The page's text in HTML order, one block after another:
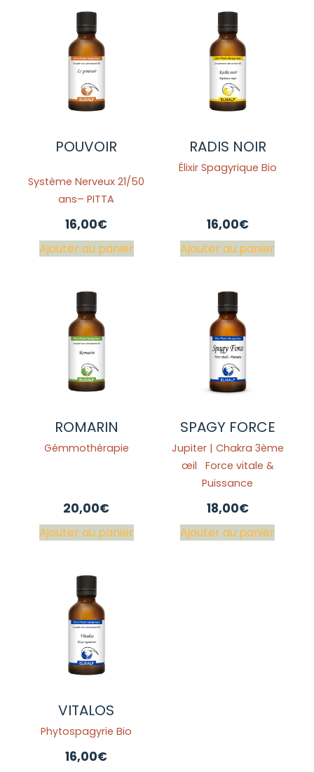
POUVOIR
Système Nerveux 21/50
ans– PITTA
16,00€
Ajouter au panier
RADIS NOIR
Élixir Spagyrique Bio
16,00€
Ajouter au panier
ROMARIN
Gémmothérapie
20,00€
Ajouter au panier
SPAGY FORCE
Jupiter | Chakra 3ème
œil Force vitale &
Puissance
18,00€
Ajouter au panier
VITALOS
Phytospagyrie Bio
16,00€